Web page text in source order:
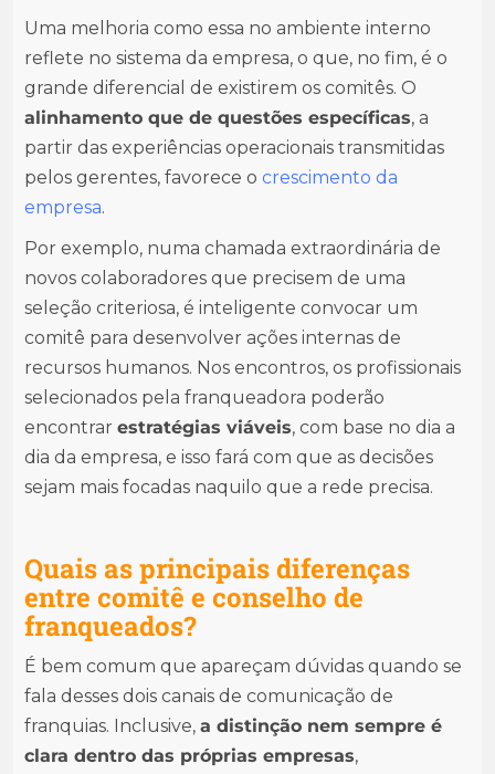
Uma melhoria como essa no ambiente interno
reflete no sistema da empresa, o que, no fim, é o
grande diferencial de existirem os comitês. O
alinhamento que de questões específicas, a
partir das experiências operacionais transmitidas
pelos gerentes, favorece o crescimento da
empresa.
Por exemplo, numa chamada extraordinária de
novos colaboradores que precisem de uma
seleção criteriosa, é inteligente convocar um
comitê para desenvolver ações internas de
recursos humanos. Nos encontros, os profissionais
selecionados pela franqueadora poderão
encontrar estratégias viáveis, com base no dia a
dia da empresa, e isso fará com que as decisões
sejam mais focadas naquilo que a rede precisa.
Quais as principais diferenças
entre comitê e conselho de
franqueados?
É bem comum que apareçam dúvidas quando se
fala desses dois canais de comunicação de
franquias. Inclusive, a distinção nem sempre é
clara dentro das próprias empresas,